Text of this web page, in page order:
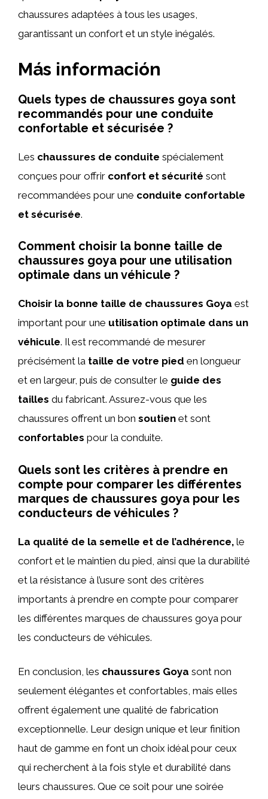
chaussures adaptées à tous les usages,
garantissant un confort et un style inégalés.
Más información
Quels types de chaussures goya sont
recommandés pour une conduite
confortable et sécurisée ?
Les chaussures de conduite spécialement
conçues pour offrir confort et sécurité sont
recommandées pour une conduite confortable
et sécurisée.
Comment choisir la bonne taille de
chaussures goya pour une utilisation
optimale dans un véhicule ?
Choisir la bonne taille de chaussures Goya est
important pour une utilisation optimale dans un
véhicule. Il est recommandé de mesurer
précisément la taille de votre pied en longueur
et en largeur, puis de consulter le guide des
tailles du fabricant. Assurez-vous que les
chaussures offrent un bon soutien et sont
confortables pour la conduite.
Quels sont les critères à prendre en
compte pour comparer les différentes
marques de chaussures goya pour les
conducteurs de véhicules ?
La qualité de la semelle et de l’adhérence, le
confort et le maintien du pied, ainsi que la durabilité
et la résistance à l’usure sont des critères
importants à prendre en compte pour comparer
les différentes marques de chaussures goya pour
les conducteurs de véhicules.
En conclusion, les chaussures Goya sont non
seulement élégantes et confortables, mais elles
offrent également une qualité de fabrication
exceptionnelle. Leur design unique et leur finition
haut de gamme en font un choix idéal pour ceux
qui recherchent à la fois style et durabilité dans
leurs chaussures. Que ce soit pour une soirée